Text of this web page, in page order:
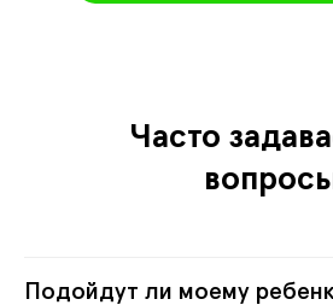
Часто
Подойдут ли моему